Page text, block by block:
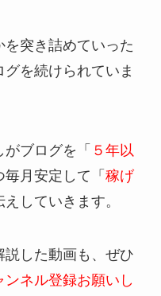
突き詰めていった
を続けられていま
ブログを「 ５年以
毎月安定して「 稼げ
えしていきます。
説した動画も、ぜひ
ンネル登録お願いし